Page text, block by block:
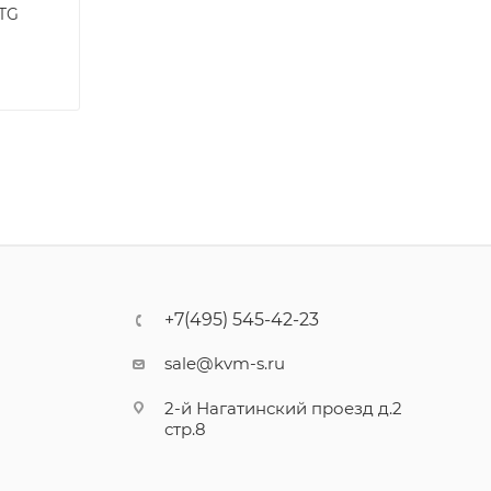
+7(495) 545-42-23
sale@kvm-s.ru
2-й Нагатинский проезд д.2
стр.8